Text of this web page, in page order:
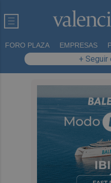
FORO PLAZA EMPRESAS
+ Seguir